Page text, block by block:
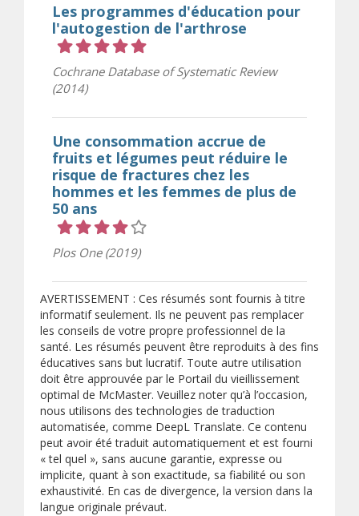
Les programmes d'éducation pour
l'autogestion de l'arthrose
Cochrane Database of Systematic Review
(2014)
Une consommation accrue de
fruits et légumes peut réduire le
risque de fractures chez les
hommes et les femmes de plus de
50 ans
Plos One (2019)
AVERTISSEMENT : Ces résumés sont fournis à titre
informatif seulement. Ils ne peuvent pas remplacer
les conseils de votre propre professionnel de la
santé. Les résumés peuvent être reproduits à des fins
éducatives sans but lucratif. Toute autre utilisation
doit être approuvée par le Portail du vieillissement
optimal de McMaster. Veuillez noter qu’à l’occasion,
nous utilisons des technologies de traduction
automatisée, comme DeepL Translate. Ce contenu
peut avoir été traduit automatiquement et est fourni
« tel quel », sans aucune garantie, expresse ou
implicite, quant à son exactitude, sa fiabilité ou son
exhaustivité. En cas de divergence, la version dans la
langue originale prévaut.